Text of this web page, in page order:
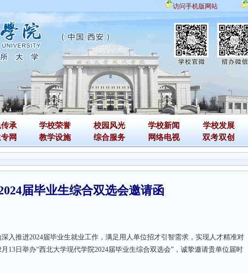
访问手机版网站
承 学校荣誉 校园风光 学校新闻 学校发展
网 教学设施 综合服务 网络电视 双考双创
届毕业生综合双选会邀请函
推进2024届毕业生就业工作，满足用人单位招才引智需求，实现人才精准对
13日举办“西北大学现代学院2024届毕业生综合双选会”，诚挚邀请贵单位届时